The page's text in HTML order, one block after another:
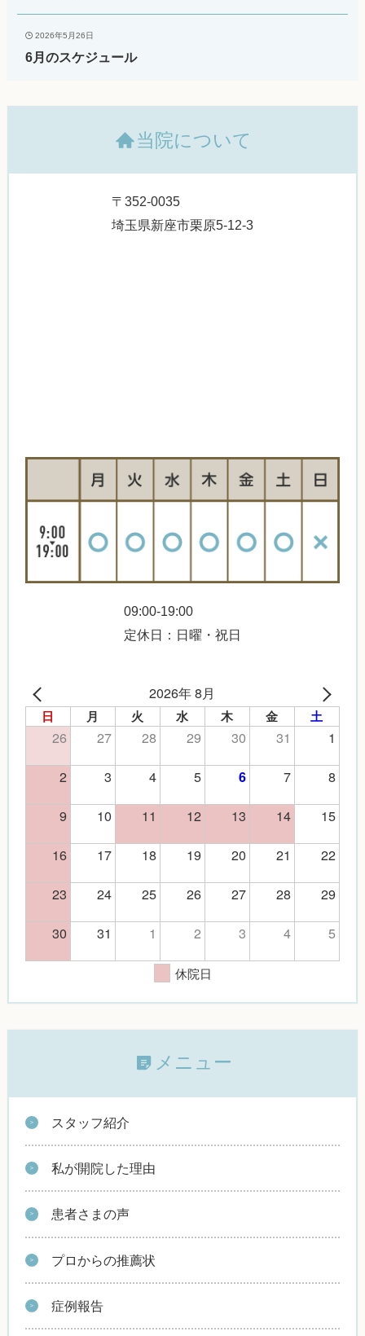
2026年5月26日
6月のスケジュール
当院について
〒352-0035
埼玉県新座市栗原5-12-3
09:00-19:00
定休日：日曜・祝日
2026年 8月
日 月 火 水 木 金 土
26 27 28 29 30 31
1
2
3 4 5 6 7
8
9
10 11 12 13 14
15
16
17 18 19 20 21
22
23
24 25 26 27 28
29
30
31 1 2 3 4 5
休院日
メニュー
スタッフ紹介
私が開院した理由
患者さまの声
プロからの推薦状
症例報告